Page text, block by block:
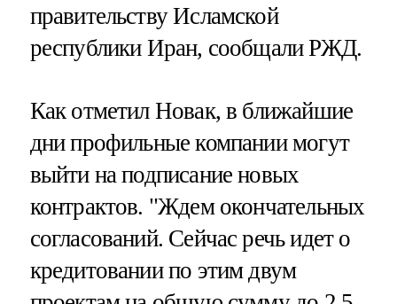
правительству Исламской
республики Иран, сообщали РЖД.
Как отметил Новак, в ближайшие
дни профильные компании могут
выйти на подписание новых
контрактов. "Ждем окончательных
согласований. Сейчас речь идет о
кредитовании по этим двум